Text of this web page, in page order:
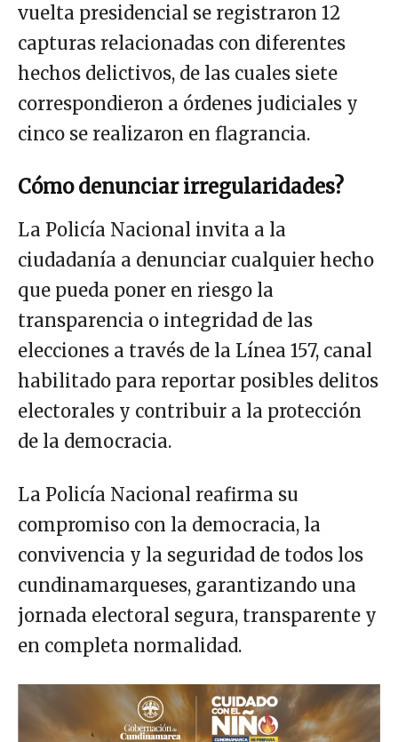
vuelta presidencial se registraron 12
capturas relacionadas con diferentes
hechos delictivos, de las cuales siete
correspondieron a órdenes judiciales y
cinco se realizaron en flagrancia.
Cómo denunciar irregularidades?
La Policía Nacional invita a la
ciudadanía a denunciar cualquier hecho
que pueda poner en riesgo la
transparencia o integridad de las
elecciones a través de la Línea 157, canal
habilitado para reportar posibles delitos
electorales y contribuir a la protección
de la democracia.
La Policía Nacional reafirma su
compromiso con la democracia, la
convivencia y la seguridad de todos los
cundinamarqueses, garantizando una
jornada electoral segura, transparente y
en completa normalidad.